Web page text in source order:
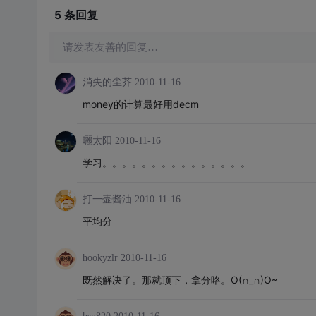
5 条回复
请发表友善的回复…
消失的尘芥 2010-11-16
money的计算最好用decm
曬太阳 2010-11-16
学习。。。。。。。。。。。。。。。
打一壶酱油 2010-11-16
平均分
hookyzlr 2010-11-16
既然解决了。那就顶下，拿分咯。O(∩_∩)O~